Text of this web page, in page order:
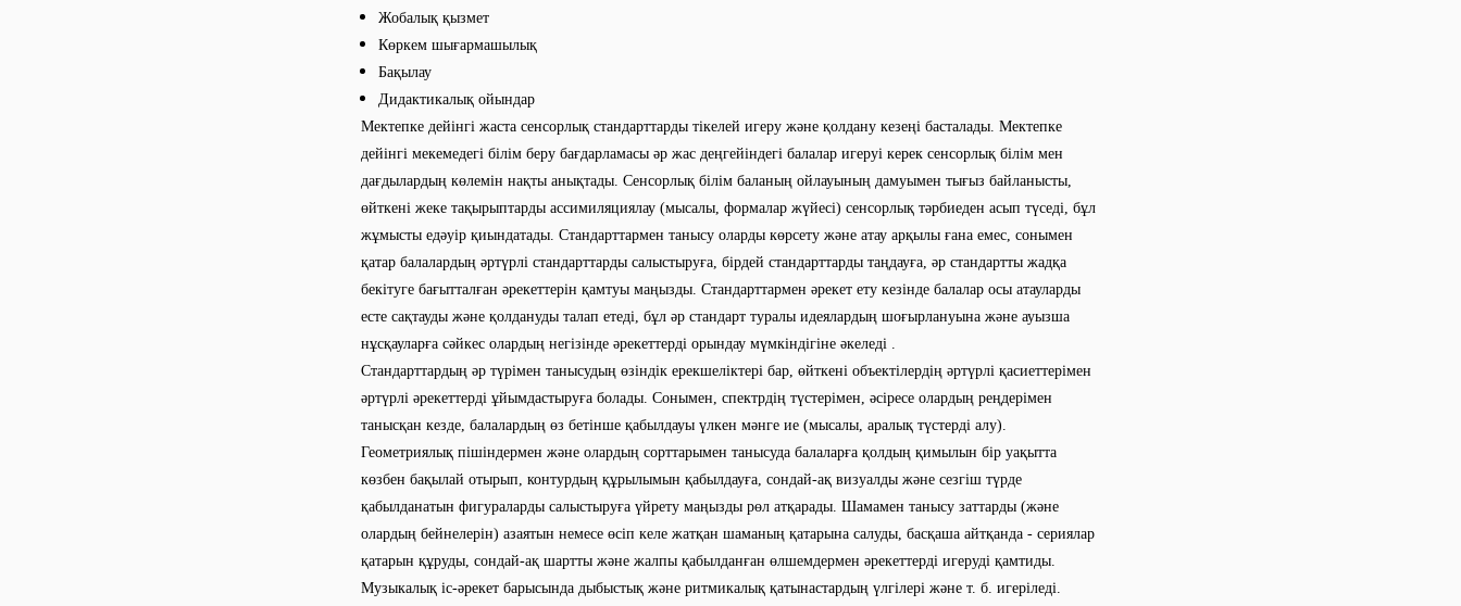
Жобалық қызмет
Көркем шығармашылық
Бақылау
Дидактикалық ойындар
Мектепке дейінгі жаста сенсорлық стандарттарды тікелей игеру және қолдану кезеңі басталады. Мектепке
дейінгі мекемедегі білім беру бағдарламасы әр жас деңгейіндегі балалар игеруі керек сенсорлық білім мен
дағдылардың көлемін нақты анықтады. Сенсорлық білім баланың ойлауының дамуымен тығыз байланысты,
өйткені жеке тақырыптарды ассимиляциялау (мысалы, формалар жүйесі) сенсорлық тәрбиеден асып түседі, бұл
жұмысты едәуір қиындатады. Стандарттармен танысу оларды көрсету және атау арқылы ғана емес, сонымен
қатар балалардың әртүрлі стандарттарды салыстыруға, бірдей стандарттарды таңдауға, әр стандартты жадқа
бекітуге бағытталған әрекеттерін қамтуы маңызды. Стандарттармен әрекет ету кезінде балалар осы атауларды
есте сақтауды және қолдануды талап етеді, бұл әр стандарт туралы идеялардың шоғырлануына және ауызша
нұсқауларға сәйкес олардың негізінде әрекеттерді орындау мүмкіндігіне әкеледі .
Стандарттардың әр түрімен танысудың өзіндік ерекшеліктері бар, өйткені объектілердің әртүрлі қасиеттерімен
әртүрлі әрекеттерді ұйымдастыруға болады. Сонымен, спектрдің түстерімен, әсіресе олардың реңдерімен
танысқан кезде, балалардың өз бетінше қабылдауы үлкен мәнге ие (мысалы, аралық түстерді алу).
Геометриялық пішіндермен және олардың сорттарымен танысуда балаларға қолдың қимылын бір уақытта
көзбен бақылай отырып, контурдың құрылымын қабылдауға, сондай-ақ визуалды және сезгіш түрде
қабылданатын фигураларды салыстыруға үйрету маңызды рөл атқарады. Шамамен танысу заттарды (және
олардың бейнелерін) азаятын немесе өсіп келе жатқан шаманың қатарына салуды, басқаша айтқанда - сериялар
қатарын құруды, сондай-ақ шартты және жалпы қабылданған өлшемдермен әрекеттерді игеруді қамтиды.
Музыкалық іс-әрекет барысында дыбыстық және ритмикалық қатынастардың үлгілері және т. б. игеріледі.